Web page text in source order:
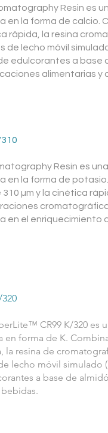
Resin es
en la forma de
rápida, la resina
lecho móvil
edulcorantes a base
alimentarias y
Resin es
en la forma de
µm y la cinética
en el
CR99 K/320
en forma de K.
la resina de
lecho móvil simulado
a base de